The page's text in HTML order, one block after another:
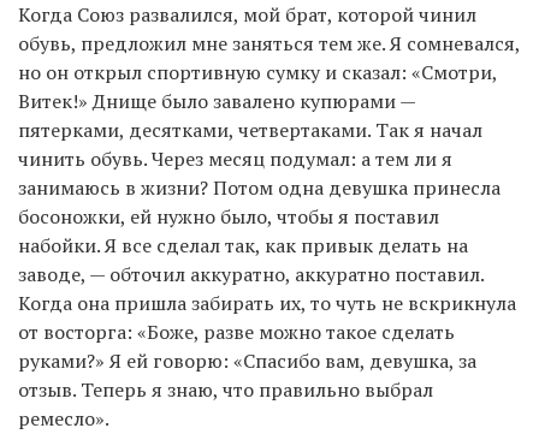
Когда Союз развалился, мой брат, которой чинил
обувь, предложил мне заняться тем же. Я сомневался,
но он открыл спортивную сумку и сказал: «Смотри,
Витек!» Днище было завалено купюрами —
пятерками, десятками, четвертаками. Так я начал
чинить обувь. Через месяц подумал: а тем ли я
занимаюсь в жизни? Потом одна девушка принесла
босоножки, ей нужно было, чтобы я поставил
набойки. Я все сделал так, как привык делать на
заводе, — обточил аккуратно, аккуратно поставил.
Когда она пришла забирать их, то чуть не вскрикнула
от восторга: «Боже, разве можно такое сделать
руками?» Я ей говорю: «Спасибо вам, девушка, за
отзыв. Теперь я знаю, что правильно выбрал
ремесло».